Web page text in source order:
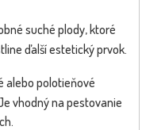
suché plody, ktoré
ďalší estetický prvok.
alebo polotieňové
vhodný na pestovanie